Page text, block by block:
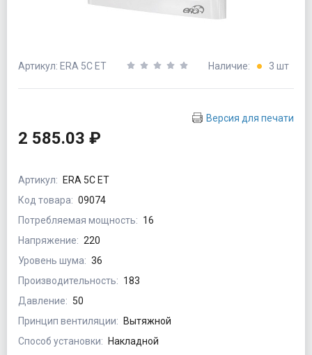
Артикул: ERA 5C ET Наличие: 3 шт
Версия для печати
2 585.03 ₽
Артикул:
ERA 5C ET
Код товара: 09074
Потребляемая мощность: 16
Напряжение: 220
Уровень шума: 36
Производительность: 183
Давление: 50
Принцип вентиляции:
Вытяжной
Способ установки:
Накладной